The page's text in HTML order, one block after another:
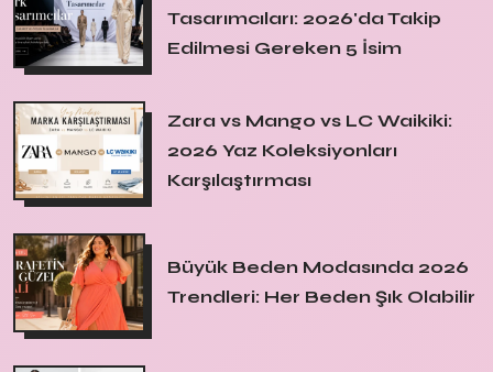
Tasarımcıları: 2026'da Takip
Edilmesi Gereken 5 İsim
Zara vs Mango vs LC Waikiki:
2026 Yaz Koleksiyonları
Karşılaştırması
Büyük Beden Modasında 2026
Trendleri: Her Beden Şık Olabilir